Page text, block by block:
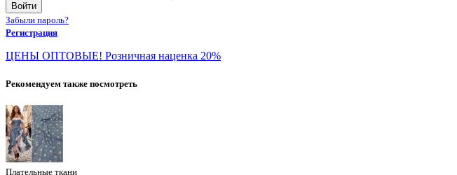
Войти
Забыли пароль?
Регистрация
ЦЕНЫ ОПТОВЫЕ! Розничная наценка 20%
Рекомендуем также посмотреть
Плательные ткани